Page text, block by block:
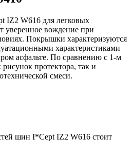
W616 для легковых
уверенное вождение при
Покрышки характеризуются
характеристиками
асфальте. По сравнению с 1-м
протектора, так и
смеси.
шин I*Cept IZ2 W616 стоит